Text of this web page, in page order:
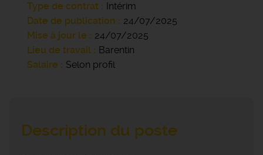
Type de contrat
Intérim
Date de publication
24/07/2025
Mise à jour le
24/07/2025
Lieu de travail
Barentin
Salaire
Selon profil
Description du poste